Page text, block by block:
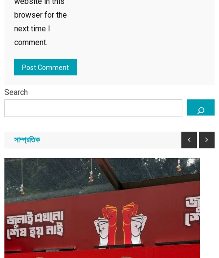
browser for the
next time I
comment.
Search
সাম্প্রতিক